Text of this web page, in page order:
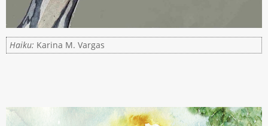
Haiku: Karina M. Vargas